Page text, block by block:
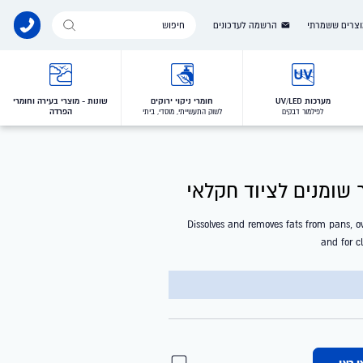
ששמרתי הרשמה לעדכונים
search
מערכות UV/LED
לפילמור דבקים
חומרי ניקוי ירוקים
לשוק התעשייתי, מוסדי, ביתי
שונות - מוצרי בעירה וחומרי
הפרדה
Dissolves and removes fats from pans,
and for